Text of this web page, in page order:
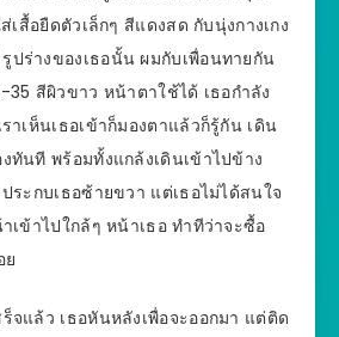
เสื้อยืดตัวเล็กๆ สีแดงสด กับนุ่งกางเกง
ปร่างของเธอนั้น ผมกับเพื่อนทายกัน
สีผิวขาว หน้าตาใช้ได้ เธอกำลัง
าเห็นเธอเข้าก็มองตาแล้วก็รู้กัน เดิน
ทันที พร้อมทั้งแกล้งเดินเข้าไปข้าง
ระกบเธอซ้ายขวา แต่เธอไม่ได้สนใจ
เข้าไปใกล้ๆ หน้าเธอ ทำทีว่าจะซื้อ
ย
จแล้ว เธอหันหลังเพื่อจะออกมา แต่ติด